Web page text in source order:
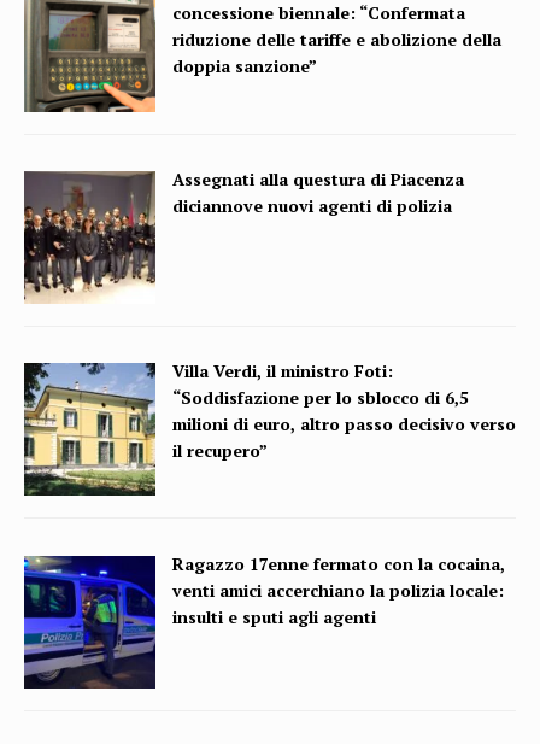
concessione biennale: “Confermata
riduzione delle tariffe e abolizione della
doppia sanzione”
Assegnati alla questura di Piacenza
diciannove nuovi agenti di polizia
Villa Verdi, il ministro Foti:
“Soddisfazione per lo sblocco di 6,5
milioni di euro, altro passo decisivo verso
il recupero”
Ragazzo 17enne fermato con la cocaina,
venti amici accerchiano la polizia locale:
insulti e sputi agli agenti